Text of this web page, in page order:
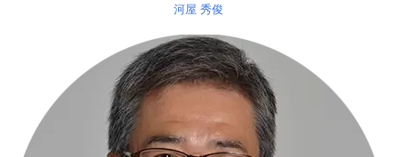
河屋 秀俊